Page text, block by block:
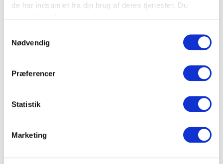
de har indsamlet fra din brug af deres tjenester. Du
Nødvendig
Præferencer
Statistik
Marketing